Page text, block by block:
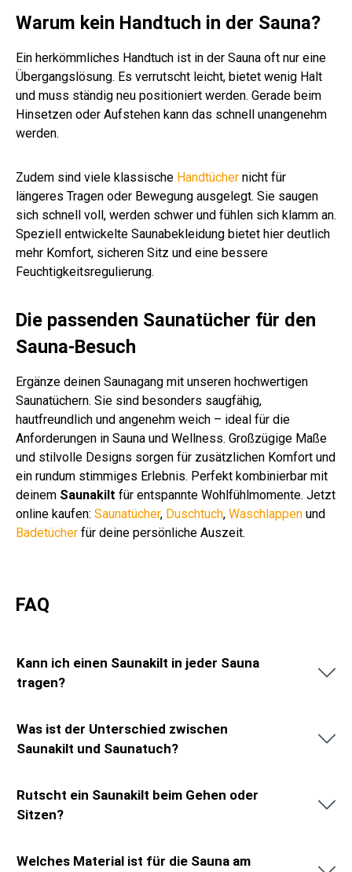
Warum kein Handtuch in der Sauna?
Ein herkömmliches Handtuch ist in der Sauna oft nur eine
Übergangslösung. Es verrutscht leicht, bietet wenig Halt
und muss ständig neu positioniert werden. Gerade beim
Hinsetzen oder Aufstehen kann das schnell unangenehm
werden.
Zudem sind viele klassische Handtücher nicht für
längeres Tragen oder Bewegung ausgelegt. Sie saugen
sich schnell voll, werden schwer und fühlen sich klamm an.
Speziell entwickelte Saunabekleidung bietet hier deutlich
mehr Komfort, sicheren Sitz und eine bessere
Feuchtigkeitsregulierung.
Die passenden Saunatücher für den
Sauna-Besuch
Ergänze deinen Saunagang mit unseren hochwertigen
Saunatüchern. Sie sind besonders saugfähig,
hautfreundlich und angenehm weich – ideal für die
Anforderungen in Sauna und Wellness. Großzügige Maße
und stilvolle Designs sorgen für zusätzlichen Komfort und
ein rundum stimmiges Erlebnis. Perfekt kombinierbar mit
deinem Saunakilt für entspannte Wohlfühlmomente. Jetzt
online kaufen: Saunatücher, Duschtuch, Waschlappen und
Badetücher für deine persönliche Auszeit.
FAQ
Kann ich einen Saunakilt in jeder Sauna
tragen?
Was ist der Unterschied zwischen
Saunakilt und Saunatuch?
Rutscht ein Saunakilt beim Gehen oder
Sitzen?
Welches Material ist für die Sauna am